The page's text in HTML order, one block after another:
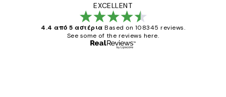
EXCELLENT
4.4 από 5 αστέρια Based on 108345 reviews.
See some of the reviews here.